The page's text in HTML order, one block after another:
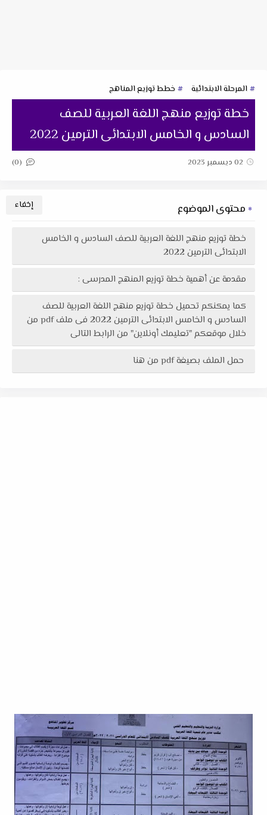
المرحلة الابتدائية خطط توزيع المناهج
خطة توزيع منهج اللغة العربية للصف
السادس و الخامس الابتدائى الترمين 2022
02 ديسمبر 2023 (0)
محتوى الموضوع
خطة توزيع منهج اللغة العربية للصف السادس و الخامس
الابتدائى الترمين 2022
مقدمة عن أهمية خطة توزيع المنهج المدرسى :
كما يمكنكم تحميل خطة توزيع منهج اللغة العربية للصف
السادس و الخامس الابتدائى الترمين 2022 فى ملف pdf من
خلال موقعكم "تعليمك أونلاين" من الرابط التالى
حمل الملف بصيغة pdf من هنا